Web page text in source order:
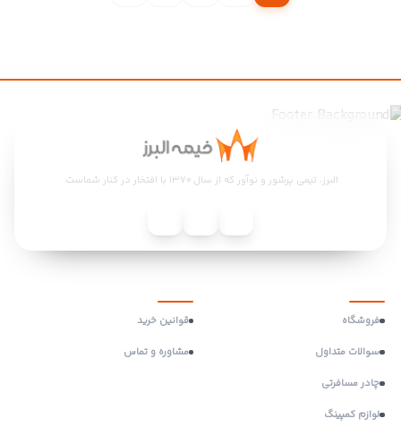
البرز، تیمی پرشور و نوآور که از سال ۱۳۷۰ با افتخار در کنار شماست.
فروشگاه
سوالات متداول
چادر مسافرتی
لوازم کمپینگ
قوانین خرید
مشاوره و تماس